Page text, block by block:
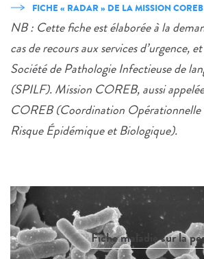
FICHE « RADAR » DE LA MISSION COREB
NB : Cette fiche est élaborée à la
cas de recours aux services d’urgence,
Société de Pathologie Infectieuse de
(SPILF). Mission COREB, aussi
COREB (Coordination Opérationnelle
Risque Épidémique et Biologique).
Fiche maladie sur la